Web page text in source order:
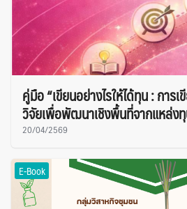
คู่มือ “เขียนอย่างไรให้ได้ทุน : การ
วิจัยเพื่อพัฒนาเชิงพื้นที่จากแหล่ง
20/04/2569
E-Book